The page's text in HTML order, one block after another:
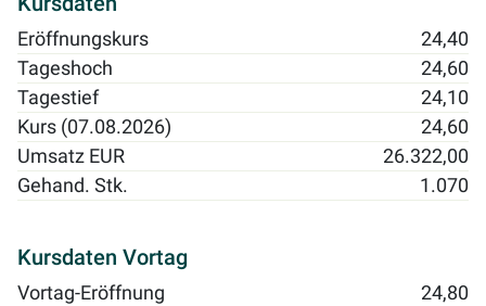
Eröffnungskurs
24,40
Tageshoch
24,60
Tagestief
24,10
Kurs (07.08.2026)
24,60
Umsatz EUR
26.322,00
Gehand. Stk.
1.070
Kursdaten Vortag
Vortag-Eröffnung
24,80